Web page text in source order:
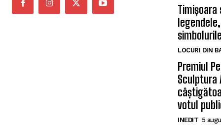
LOCURI DIN
Premiul
Sculptura
votul
INEDIT 5